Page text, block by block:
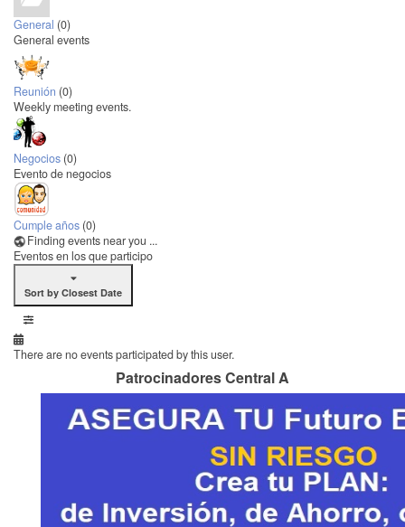
General (0)
General events
Reunión (0)
Weekly meeting events.
Negocios (0)
Evento de negocios
Cumple años (0)
Finding events near you ...
Eventos en los que participo
Sort by Closest Date
There are no events participated by this user.
Patrocinadores Central A